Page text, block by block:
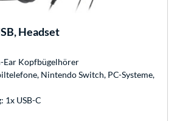
Headset
Kopfbügelhörer
Nintendo Switch, PC-Systeme,
1x USB-C